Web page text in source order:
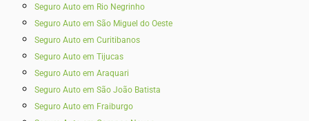
Seguro Auto em Rio Negrinho
Seguro Auto em São Miguel do Oeste
Seguro Auto em Curitibanos
Seguro Auto em Tijucas
Seguro Auto em Araquari
Seguro Auto em São João Batista
Seguro Auto em Fraiburgo